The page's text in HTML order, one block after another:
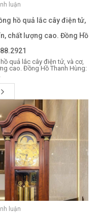
luận
hồ quả lắc cây điện tử,
chất lượng cao. Đồng Hồ
quả lắc cây điện tử, và cơ,
cao. Đồng Hồ Thanh Hùng:
luận